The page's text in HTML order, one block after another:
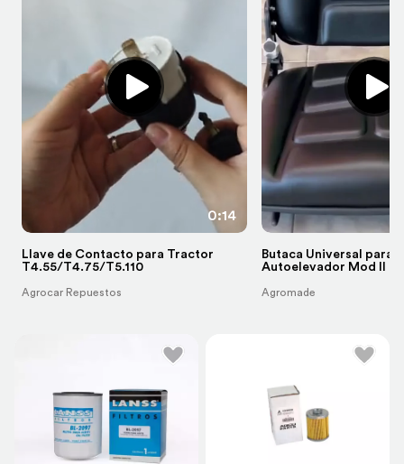
0:14
Llave de Contacto para Tractor
T4.55/T4.75/T5.110
Agrocar Repuestos
Butaca Universal para
Autoelevador Mod II
Agromade